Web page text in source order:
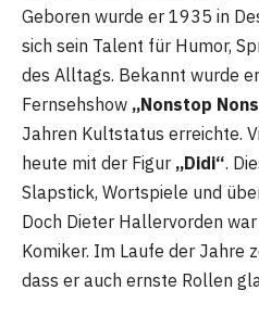
Geboren wurde er 1935 in
sich sein Talent für Humor,
des Alltags. Bekannt wurde
Fernsehshow „Nonstop
Jahren Kultstatus erreichte.
heute mit der Figur „Didi“.
Slapstick, Wortspiele und
Doch Dieter Hallervorden
Komiker. Im Laufe der Jahre
dass er auch ernste Rollen